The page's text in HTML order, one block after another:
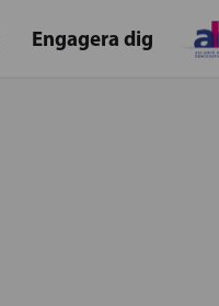
Engagera dig